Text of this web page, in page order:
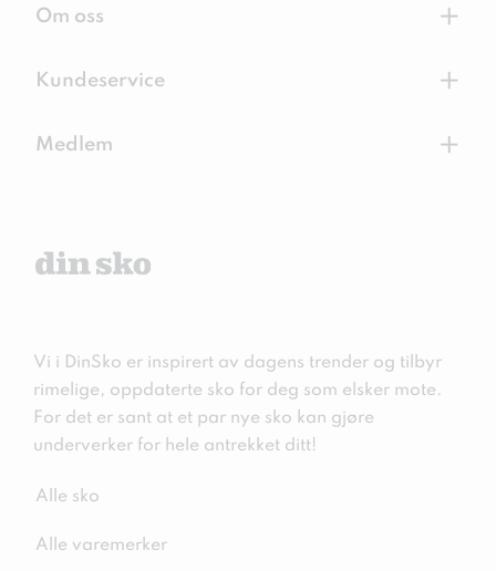
Om oss +
Kundeservice +
Medlem +
Vi i DinSko er inspirert av dagens trender og tilbyr
rimelige, oppdaterte sko for deg som elsker mote.
For det er sant at et par nye sko kan gjøre
underverker for hele antrekket ditt!
Alle sko
Alle varemerker